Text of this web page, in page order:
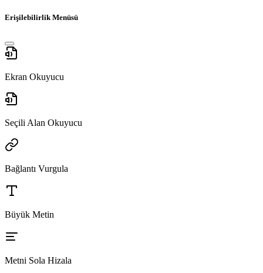
Erişilebilirlik Menüsü
Ekran Okuyucu
Seçili Alan Okuyucu
Bağlantı Vurgula
Büyük Metin
Metni Sola Hizala